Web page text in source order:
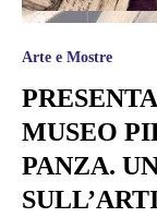
Arte e Mostre
MUSEO
PANZA.